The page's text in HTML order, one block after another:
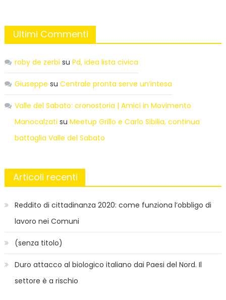
Ultimi Commenti
roby de zerbi su Pd, idea lista civica
Giuseppe su Centrale pronta serve un’intesa
Valle del Sabato: cronostoria | Amici in Movimento
Manocalzati su Meetup Grillo e Carlo Sibilia, continua
battaglia Valle del Sabato
Articoli recenti
Reddito di cittadinanza 2020: come funziona l’obbligo di
lavoro nei Comuni
(senza titolo)
Duro attacco al biologico italiano dai Paesi del Nord. Il
settore è a rischio